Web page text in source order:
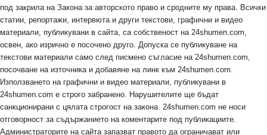
под закрила на Закона за авторското право и сродните му права. Всички
статии, репортажи, интервюта и други текстови, графични и видео
материали, публикувани в сайта, са собственост на 24shumen.com,
освен, ако изрично е посочено друго. Допуска се публикуване на
текстови материали само след писмено съгласие на 24shumen.com,
посочване на източника и добавяне на линк към 24shumen.com.
Използването на графични и видео материали, публикувани в
24shumen.com е строго забранено. Нарушителите ще бъдат
санкционирани с цялата строгост на закона. 24shumen.com не носи
отговорност за съдържанието на коментарите под публикациите.
Администраторите на сайта запазват правото да ограничават или